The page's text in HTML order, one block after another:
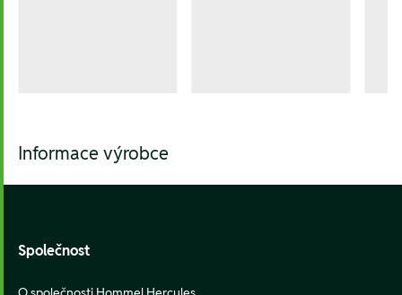
Informace výrobce
Společnost